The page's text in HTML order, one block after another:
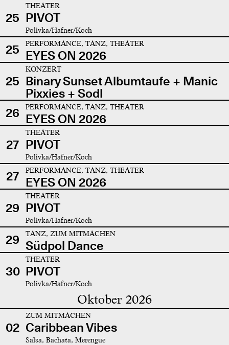
25
THEATER
PIVOT
Polivka/Hafner/Koch
25 PERFORMANCE, TANZ, THEATER
EYES ON 2026
25
KONZERT
Binary Sunset Albumtaufe + Manic
Pixxies + Sodl
26
PERFORMANCE, TANZ, THEATER
EYES ON 2026
27
THEATER
PIVOT
Polivka/Hafner/Koch
27 PERFORMANCE, TANZ, THEATER
EYES ON 2026
29
THEATER
PIVOT
Polivka/Hafner/Koch
29 TANZ, ZUM MITMACHEN
Südpol Dance
30
THEATER
PIVOT
Polivka/Hafner/Koch
Oktober 2026
02
ZUM MITMACHEN
Caribbean Vibes
Salsa, Bachata, Merengue